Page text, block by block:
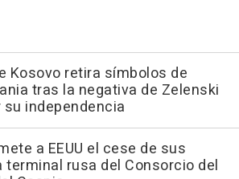
Kosovo retira símbolos de
tras la negativa de Zelenski
independencia
a EEUU el cese de sus
terminal rusa del Consorcio del